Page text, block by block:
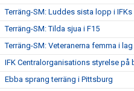
Terräng-SM: Luddes sista lopp i
Terräng-SM: Tilda sjua i F15
Terräng-SM: Veteranerna femma i lag
IFK Centralorganisations styrelse
Ebba sprang terräng i Pittsburg